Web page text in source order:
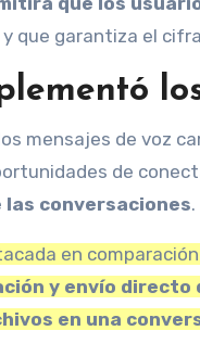
y que garantiza el
mensajes de voz
de
conversaciones.
en
y envío directo
en una